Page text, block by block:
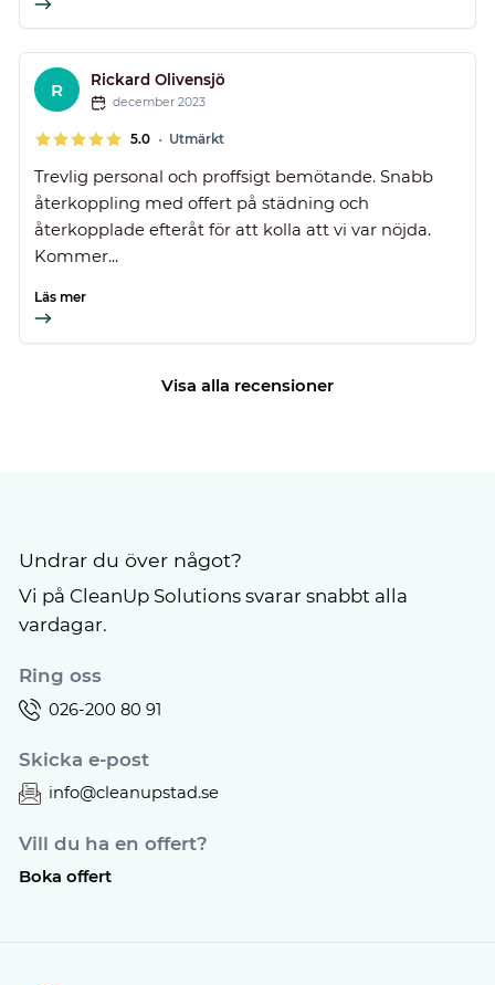
R Rickard Olivensjö
december 2023
5.0 • Utmärkt
Trevlig personal och proffsigt bemötande. Snabb
återkoppling med offert på städning och
återkopplade efteråt för att kolla att vi var nöjda.
Kommer...
Läs mer
Visa alla recensioner
Undrar du över något?
Vi på CleanUp Solutions svarar snabbt alla
vardagar.
Ring oss
026-200 80 91
Skicka e-post
info@cleanupstad.se
Vill du ha en offert?
Boka offert